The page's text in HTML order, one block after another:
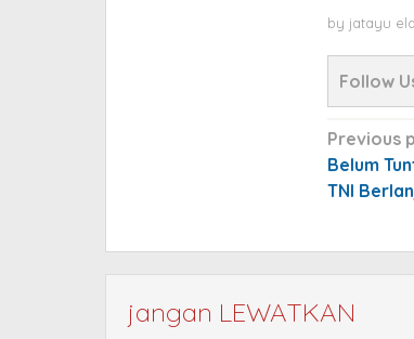
by jatayu
Follow
Post
Previous
Belum
TNI
jangan LEWATKAN